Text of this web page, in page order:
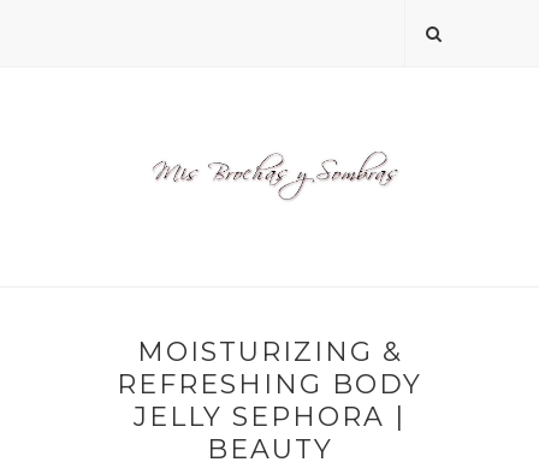
MOISTURIZING &
REFRESHING BODY
JELLY SEPHORA |
BEAUTY